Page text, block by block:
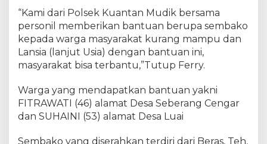
m
b
a
k
o
n
t
u
“Kami dari Polsek Kuantan Mudik bersama
personil memberikan bantuan berupa sembako
kepada warga masyarakat kurang mampu dan
Lansia (lanjut Usia) dengan bantuan ini,
masyarakat bisa terbantu,”Tutup Ferry.
Warga yang mendapatkan bantuan yakni
FITRAWATI (46) alamat Desa Seberang Cengar
dan SUHAINI (53) alamat Desa Luai
Sembako yang diserahkan terdiri dari Beras, Teh,